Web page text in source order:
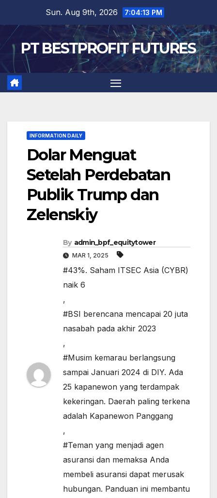
content
Sun. Aug 9th, 2026 7:04:14 PM
PT BESTPROFIT FUTURES
INFORMATION DAILY
Dolar Menguat
Setelah Perdebatan
Publik Trump dan
Zelenskiy
By admin_bpf_equitytower
MAR 1, 2025
#43%. Saham ITSEC Asia (CYBR)
naik 6
,
#BSI berencana mencapai 20 juta
nasabah pada akhir 2023
,
#Musim kemarau berlangsung
sampai Januari 2024 di DIY. Ada
25 kapanewon yang terdampak
kekeringan. Daerah paling terkena
adalah Kapanewon Panggang
,
#Teman yang menjadi agen
asuransi dan memaksa Anda
membeli asuransi dapat merusak
hubungan. Panduan ini membantu